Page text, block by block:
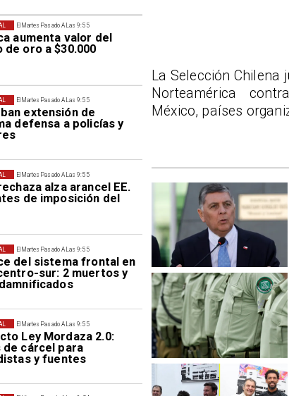
El Martes Pasado A Las 9:55
aumenta valor del
de oro a $30.000
El Martes Pasado A Las 9:55
extensión de
defensa a policías y
El Martes Pasado A Las 9:55
alza arancel EE.
de imposición del
El Martes Pasado A Las 9:55
del sistema frontal en
sur: 2 muertos y
El Martes Pasado A Las 9:55
Ley Mordaza 2.0:
de cárcel para
y fuentes
La Selección
Norteamérica
México, países